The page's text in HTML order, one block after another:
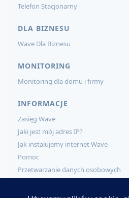
Telefon Stacjonarny
DLA BIZNESU
Wave Dla Biznesu
MONITORING
Monitoring dla domu i firmy
INFORMACJE
Zasięg Wave
Jaki jest mój adres IP?
Jak instalujemy internet Wave
Pomoc
Przetwarzanie danych osobowych